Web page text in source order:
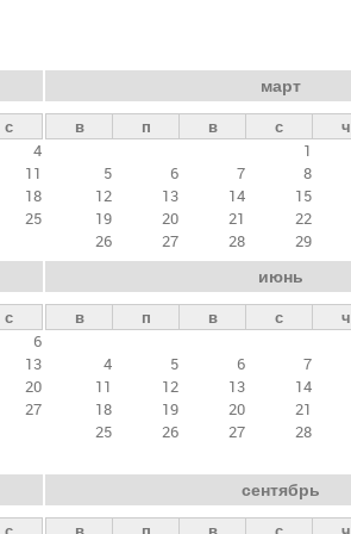
с
4
11
18
25
март
в п в с ч
1
5
6 7 8
12
13 14 15
19
20 21 22
26
27 28 29
с
6
13
20
27
июнь
в п в с ч
4
5 6 7
11
12 13 14
18
19 20 21
25
26 27 28
сентябрь